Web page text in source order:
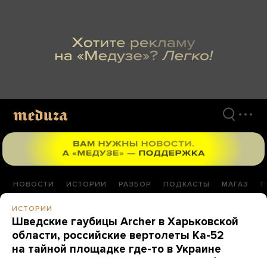
НОВОСТИ ИСТОРИИ РАЗБОР ПОДКАСТЫ МАГАЗ
ИСТОРИИ
Шведские гаубицы Archer в Харьковской
области, российские вертолеты Ка-52
на тайной площадке где-то в Украине